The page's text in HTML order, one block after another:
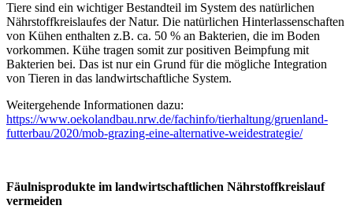
Tiere sind ein wichtiger Bestandteil im System des natürlichen
Nährstoffkreislaufes der Natur. Die natürlichen Hinterlassenschaften
von Kühen enthalten z.B. ca. 50 % an Bakterien, die im Boden
vorkommen. Kühe tragen somit zur positiven Beimpfung mit
Bakterien bei. Das ist nur ein Grund für die mögliche Integration
von Tieren in das landwirtschaftliche System.
Weitergehende Informationen dazu:
https://www.oekolandbau.nrw.de/fachinfo/tierhaltung/gruenland-
futterbau/2020/mob-grazing-eine-alternative-weidestrategie/
Fäulnisprodukte im landwirtschaftlichen Nährstoffkreislauf
vermeiden